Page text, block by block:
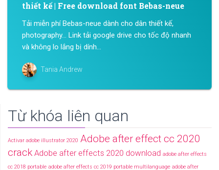
thiết kế | Free download font Bebas-neue
Tải miễn phí Bebas-neue dành cho dân thiết kế,
photography… Link tải google drive cho tốc độ nhanh
và không lo lắng bị dính...
Tania Andrew
Từ khóa liên quan
Activar adobe illustrator 2020 Adobe after effect cc 2020
crack Adobe after effects 2020 download adobe after effects
cc 2018 portable adobe after effects cc 2019 portable multilanguage adobe after